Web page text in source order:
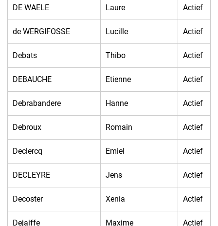
DE WAELE Laure Actief
de WERGIFOSSE Lucille Actief
Debats Thibo Actief
DEBAUCHE Etienne Actief
Debrabandere Hanne Actief
Debroux Romain Actief
Declercq Emiel Actief
DECLEYRE Jens Actief
Decoster Xenia Actief
Dejaiffe Maxime Actief